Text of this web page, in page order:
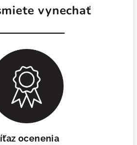
vynechať
ocenenia